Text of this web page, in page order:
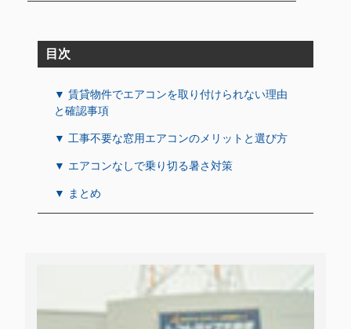
目次
▼ 賃貸物件でエアコンを取り付けられない理由
と確認事項
▼ 工事不要な窓用エアコンのメリットと選び方
▼ エアコンなしで乗り切る暑さ対策
▼ まとめ